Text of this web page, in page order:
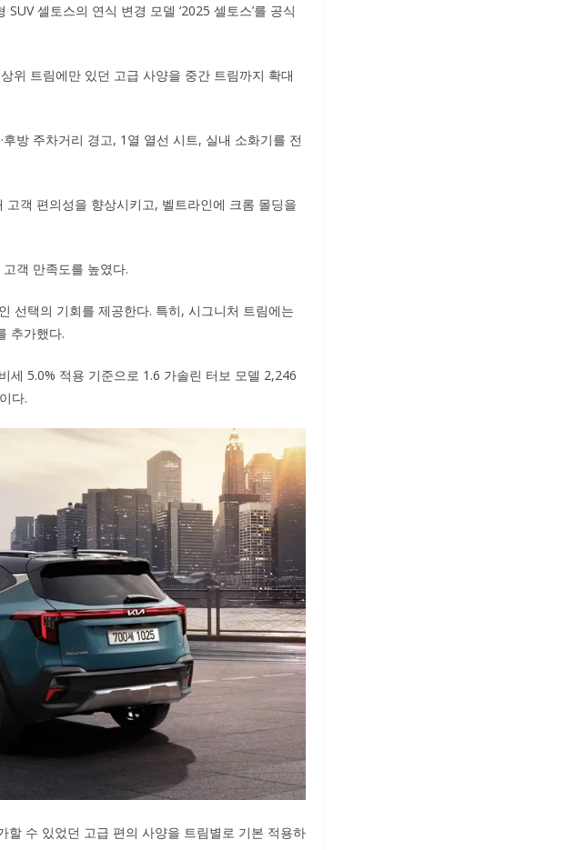
셀토스의 연식 변경 모델 ‘2025 셀토스’를 공식
위 트림에만 있던 고급 사양을 중간 트림까지 확대
방 주차거리 경고, 1열 열선 시트, 실내 소화기를 전
객 편의성을 향상시키고, 벨트라인에 크롬 몰딩을
객 만족도를 높였다.
선택의 기회를 제공한다. 특히, 시그니처 트림에는
추가했다.
세 5.0% 적용 기준으로 1.6 가솔린 터보 모델 2,246
다.
할 수 있었던 고급 편의 사양을 트림별로 기본 적용하